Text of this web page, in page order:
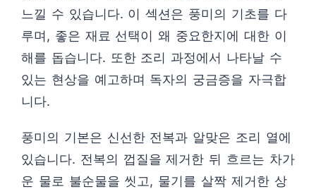
느낄 수 있습니다. 이 섹션은 풍미의 기초를 다
루며, 좋은 재료 선택이 왜 중요한지에 대한 이
해를 돕습니다. 또한 조리 과정에서 나타날 수
있는 현상을 예고하며 독자의 궁금증을 자극합
니다.
풍미의 기본은 신선한 전복과 알맞은 조리 열에
있습니다. 전복의 껍질을 제거한 뒤 흐르는 차가
운 물로 불순물을 씻고, 물기를 살짝 제거한 상